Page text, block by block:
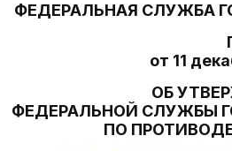
ФЕДЕРАЛЬНАЯ СЛУЖБА
от 11
ОБ
ФЕДЕРАЛЬНОЙ СЛУЖБЫ
ПО